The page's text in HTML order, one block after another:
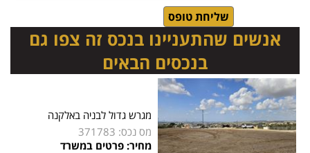
אנשים שהתעניינו בנכס זה צפו גם
בנכסים הבאים
מגרש גדול לבניה באלקנה
מס נכס: 371783
מחיר: פרטים במשרד